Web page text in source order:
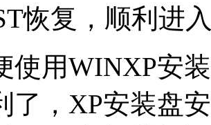
恢复，顺利进
使用WINXP安
了，XP安装盘